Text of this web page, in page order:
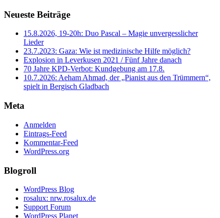
Neueste Beiträge
15.8.2026, 19-20h: Duo Pascal – Magie unvergesslicher
Lieder
23.7.2023: Gaza: Wie ist medizinische Hilfe möglich?
Explosion in Leverkusen 2021 / Fünf Jahre danach
70 Jahre KPD‑Verbot: Kundgebung am 17.8.
10.7.2026: Aeham Ahmad, der „Pianist aus den Trümmern“,
spielt in Bergisch Gladbach
Meta
Anmelden
Eintrags-Feed
Kommentar-Feed
WordPress.org
Blogroll
WordPress Blog
rosalux: nrw.rosalux.de
Support Forum
WordPress Planet